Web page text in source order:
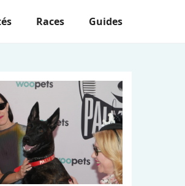
Races Guides